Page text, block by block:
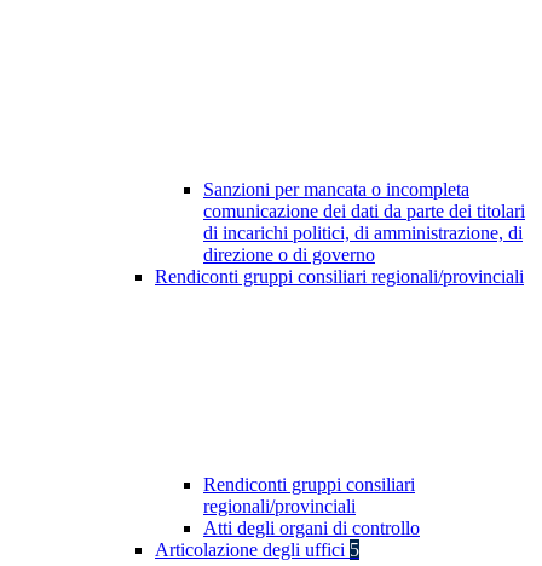
Sanzioni per mancata o incompleta
comunicazione dei dati da parte dei titolari
di incarichi politici, di amministrazione, di
direzione o di governo
Rendiconti gruppi consiliari regionali/provinciali
Rendiconti gruppi consiliari
regionali/provinciali
Atti degli organi di controllo
Articolazione degli uffici 5